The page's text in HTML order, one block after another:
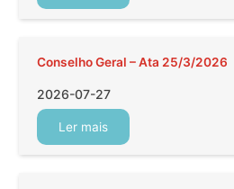
Conselho Geral – Ata 25/3/2026
2026-07-27
Ler mais